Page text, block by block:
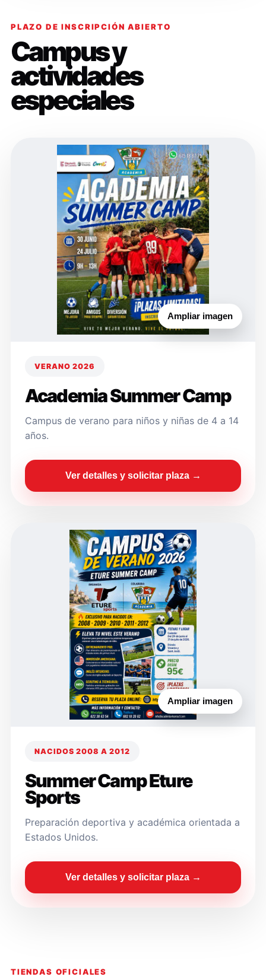
PLAZO DE INSCRIPCIÓN ABIERTO
Campus y
actividades
especiales
Ampliar imagen
VERANO 2026
Academia Summer Camp
Campus de verano para niños y niñas de 4 a 14
años.
Ver detalles y solicitar plaza →
Ampliar imagen
NACIDOS 2008 A 2012
Summer Camp Eture
Sports
Preparación deportiva y académica orientada a
Estados Unidos.
Ver detalles y solicitar plaza →
TIENDAS OFICIALES